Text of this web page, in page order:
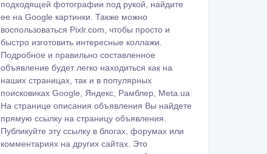
подходящей фотографии под рукой, найдите
ее на Google картинки. Также можно
воспользоваться Pixlr.com, чтобы просто и
быстро изготовить интересные коллажи.
Подробное и правильно составленное
объявление будет легко находиться как на
наших страницах, так и в популярных
поисковиках Google, Яндекс, Рамблер, Meta.ua
На странице описания объявления Вы найдете
прямую ссылку на страницу объявления.
Публикуйте эту ссылку в блогах, форумах или
комментариях на других сайтах. Это